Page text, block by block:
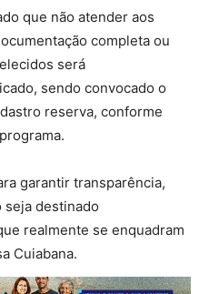
que não atender aos
completa ou
será
sendo convocado o
reserva, conforme
garantir transparência,
seja destinado
realmente se enquadram
Cuiabana.